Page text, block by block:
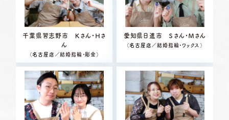
千葉県習志野市 Ｋさん・Ｈさ
ん
（名古屋店 ／結婚指輪・彫金）
愛知県日進市 Ｓさん・Ｍさん
（名古屋店 ／結婚指輪・ワックス）